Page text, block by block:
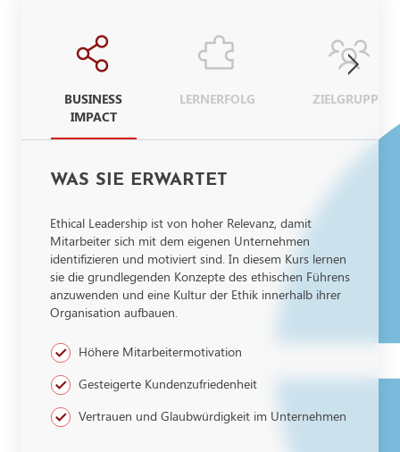
BUSINESS
IMPACT
LERNERFOLG ZIELGRUPPE
WAS SIE ERWARTET
Ethical Leadership ist von hoher Relevanz, damit
Mitarbeiter sich mit dem eigenen Unternehmen
identifizieren und motiviert sind. In diesem Kurs lernen
sie die grundlegenden Konzepte des ethischen Führens
anzuwenden und eine Kultur der Ethik innerhalb ihrer
Organisation aufbauen.
Höhere Mitarbeitermotivation
Gesteigerte Kundenzufriedenheit
Vertrauen und Glaubwürdigkeit im Unternehmen